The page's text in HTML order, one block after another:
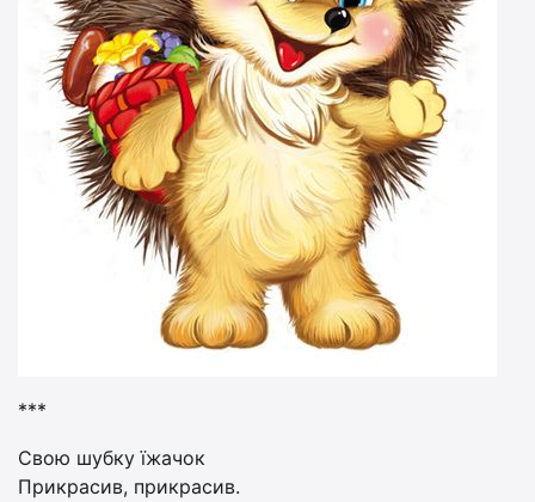
***
Свою шубку їжачок
Прикрасив, прикрасив.